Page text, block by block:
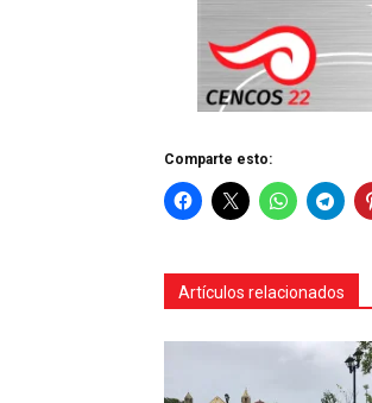
Comparte esto:
Artículos relacionados